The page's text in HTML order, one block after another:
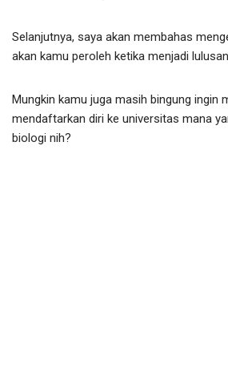
Selanjutnya, saya akan membahas
akan kamu peroleh ketika menjadi
Mungkin kamu juga masih bingung ingin
mendaftarkan diri ke universitas mana
biologi nih?